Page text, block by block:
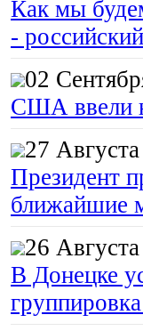
Как мы
-
02
США ввели
27
Президент
ближайшие
26
В Донецке